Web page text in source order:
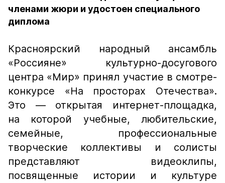
членами жюри и удостоен специального
диплома
Красноярский народный ансамбль
«Россияне» культурно-досугового
центра «Мир» принял участие в смотре-
конкурсе «На просторах Отечества».
Это — открытая интернет-площадка,
на которой учебные, любительские,
семейные, профессиональные
творческие коллективы и солисты
представляют видеоклипы,
посвященные истории и культуре